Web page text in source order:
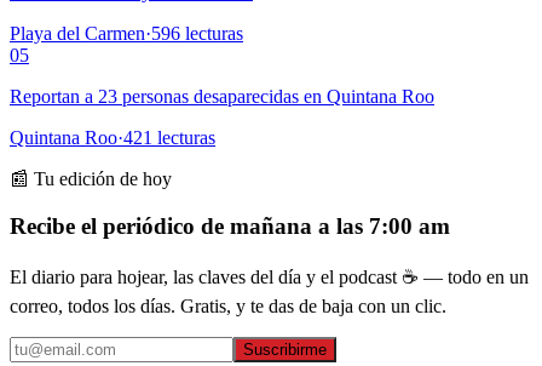
Playa del Carmen·596 lecturas
05
Reportan a 23 personas desaparecidas en Quintana Roo
Quintana Roo·421 lecturas
📰 Tu edición de hoy
Recibe el periódico de mañana a las 7:00 am
El diario para hojear, las claves del día y el podcast ☕ — todo en un
correo, todos los días. Gratis, y te das de baja con un clic.
Suscribirme